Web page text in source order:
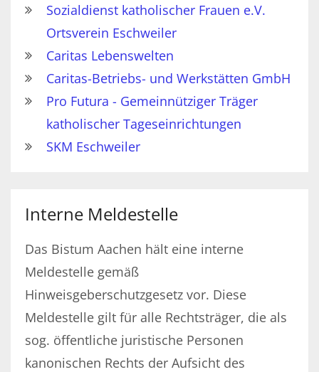
Sozialdienst katholischer Frauen e.V.
Ortsverein Eschweiler
Caritas Lebenswelten
Caritas-Betriebs- und Werkstätten GmbH
Pro Futura - Gemeinnütziger Träger
katholischer Tageseinrichtungen
SKM Eschweiler
Interne Meldestelle
Das Bistum Aachen hält eine interne
Meldestelle gemäß
Hinweisgeberschutzgesetz vor. Diese
Meldestelle gilt für alle Rechtsträger, die als
sog. öffentliche juristische Personen
kanonischen Rechts der Aufsicht des